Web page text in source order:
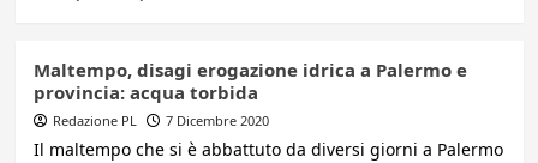
Maltempo, disagi erogazione idrica a Palermo e
provincia: acqua torbida
Redazione PL 7 Dicembre 2020
Il maltempo che si è abbattuto da diversi giorni a Palermo